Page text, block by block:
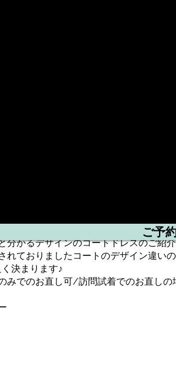
ご予
れのALEXANDER McQUEENより♪
分かるデザインのコートドレスのご紹
れておりましたコートのデザイン違い
決まります♪
みでのお直し可/訪問試着でのお直し